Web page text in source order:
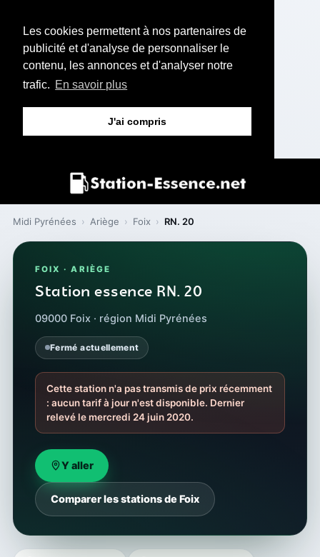
Les cookies permettent à nos partenaires de
publicité et d'analyse de personnaliser le
contenu, les annonces et d'analyser notre
trafic. En savoir plus
J'ai compris
Midi Pyrénées › Ariège › Foix › RN. 20
FOIX · ARIÈGE
Station essence RN. 20
09000 Foix · région Midi Pyrénées
Fermé actuellement
Cette station n'a pas transmis de prix récemment
: aucun tarif à jour n'est disponible. Dernier
relevé le mercredi 24 juin 2020.
Y aller
Comparer les stations de Foix